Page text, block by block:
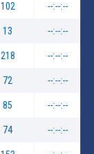
102 --:--:--
13 --:--:--
218 --:--:--
72 --:--:--
85 --:--:--
74 --:--:--